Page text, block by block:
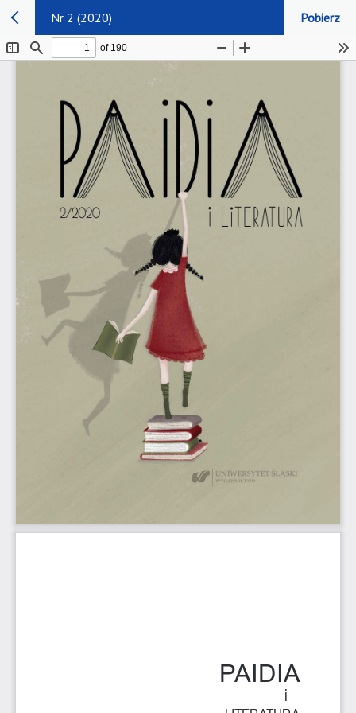
Nr 2 (2020) Pobierz